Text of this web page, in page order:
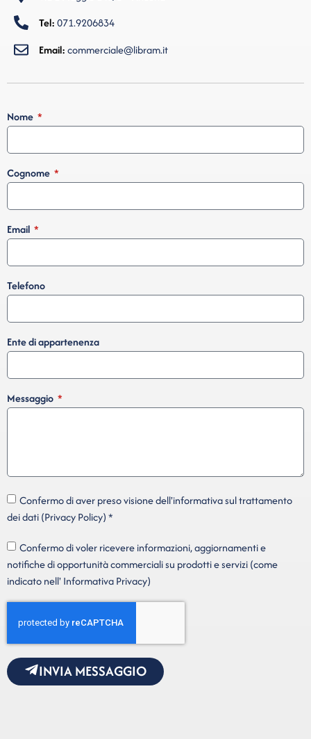
Tel:071.9206834
Email:commerciale@libram.it
Nome
Cognome
Email
Telefono
Ente di appartenenza
Messaggio
Confermo di aver preso visione dell'informativa sul trattamento
dei dati (Privacy Policy) *
Confermo di voler ricevere informazioni, aggiornamenti e
notifiche di opportunità commerciali su prodotti e servizi (come
indicato nell' Informativa Privacy)
INVIA MESSAGGIO